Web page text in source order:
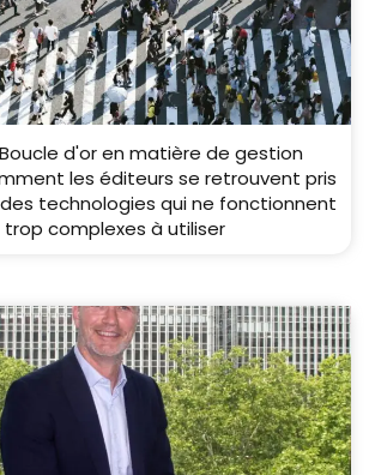
d'or en matière de gestion
les éditeurs se retrouvent pris
technologies qui ne fonctionnent
complexes à utiliser